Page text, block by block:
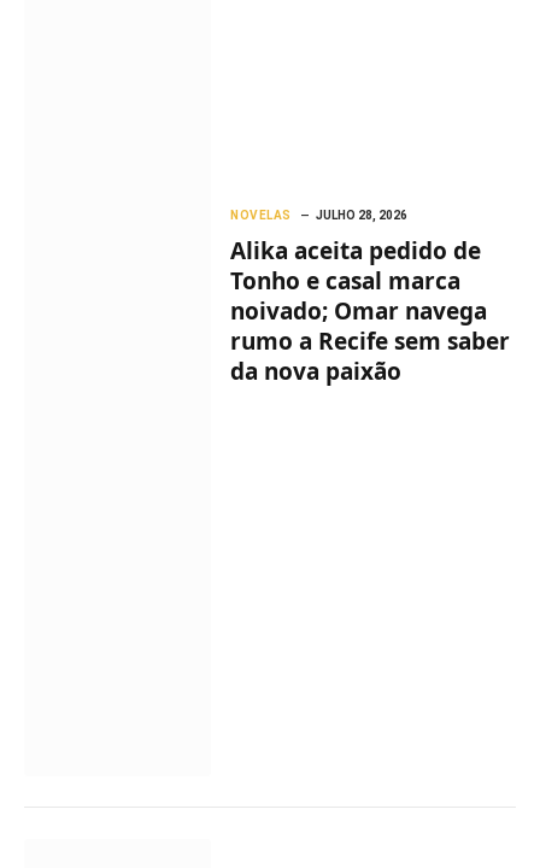
NOVELAS JULHO 28, 2026
Alika aceita pedido de
Tonho e casal marca
noivado; Omar navega
rumo a Recife sem saber
da nova paixão